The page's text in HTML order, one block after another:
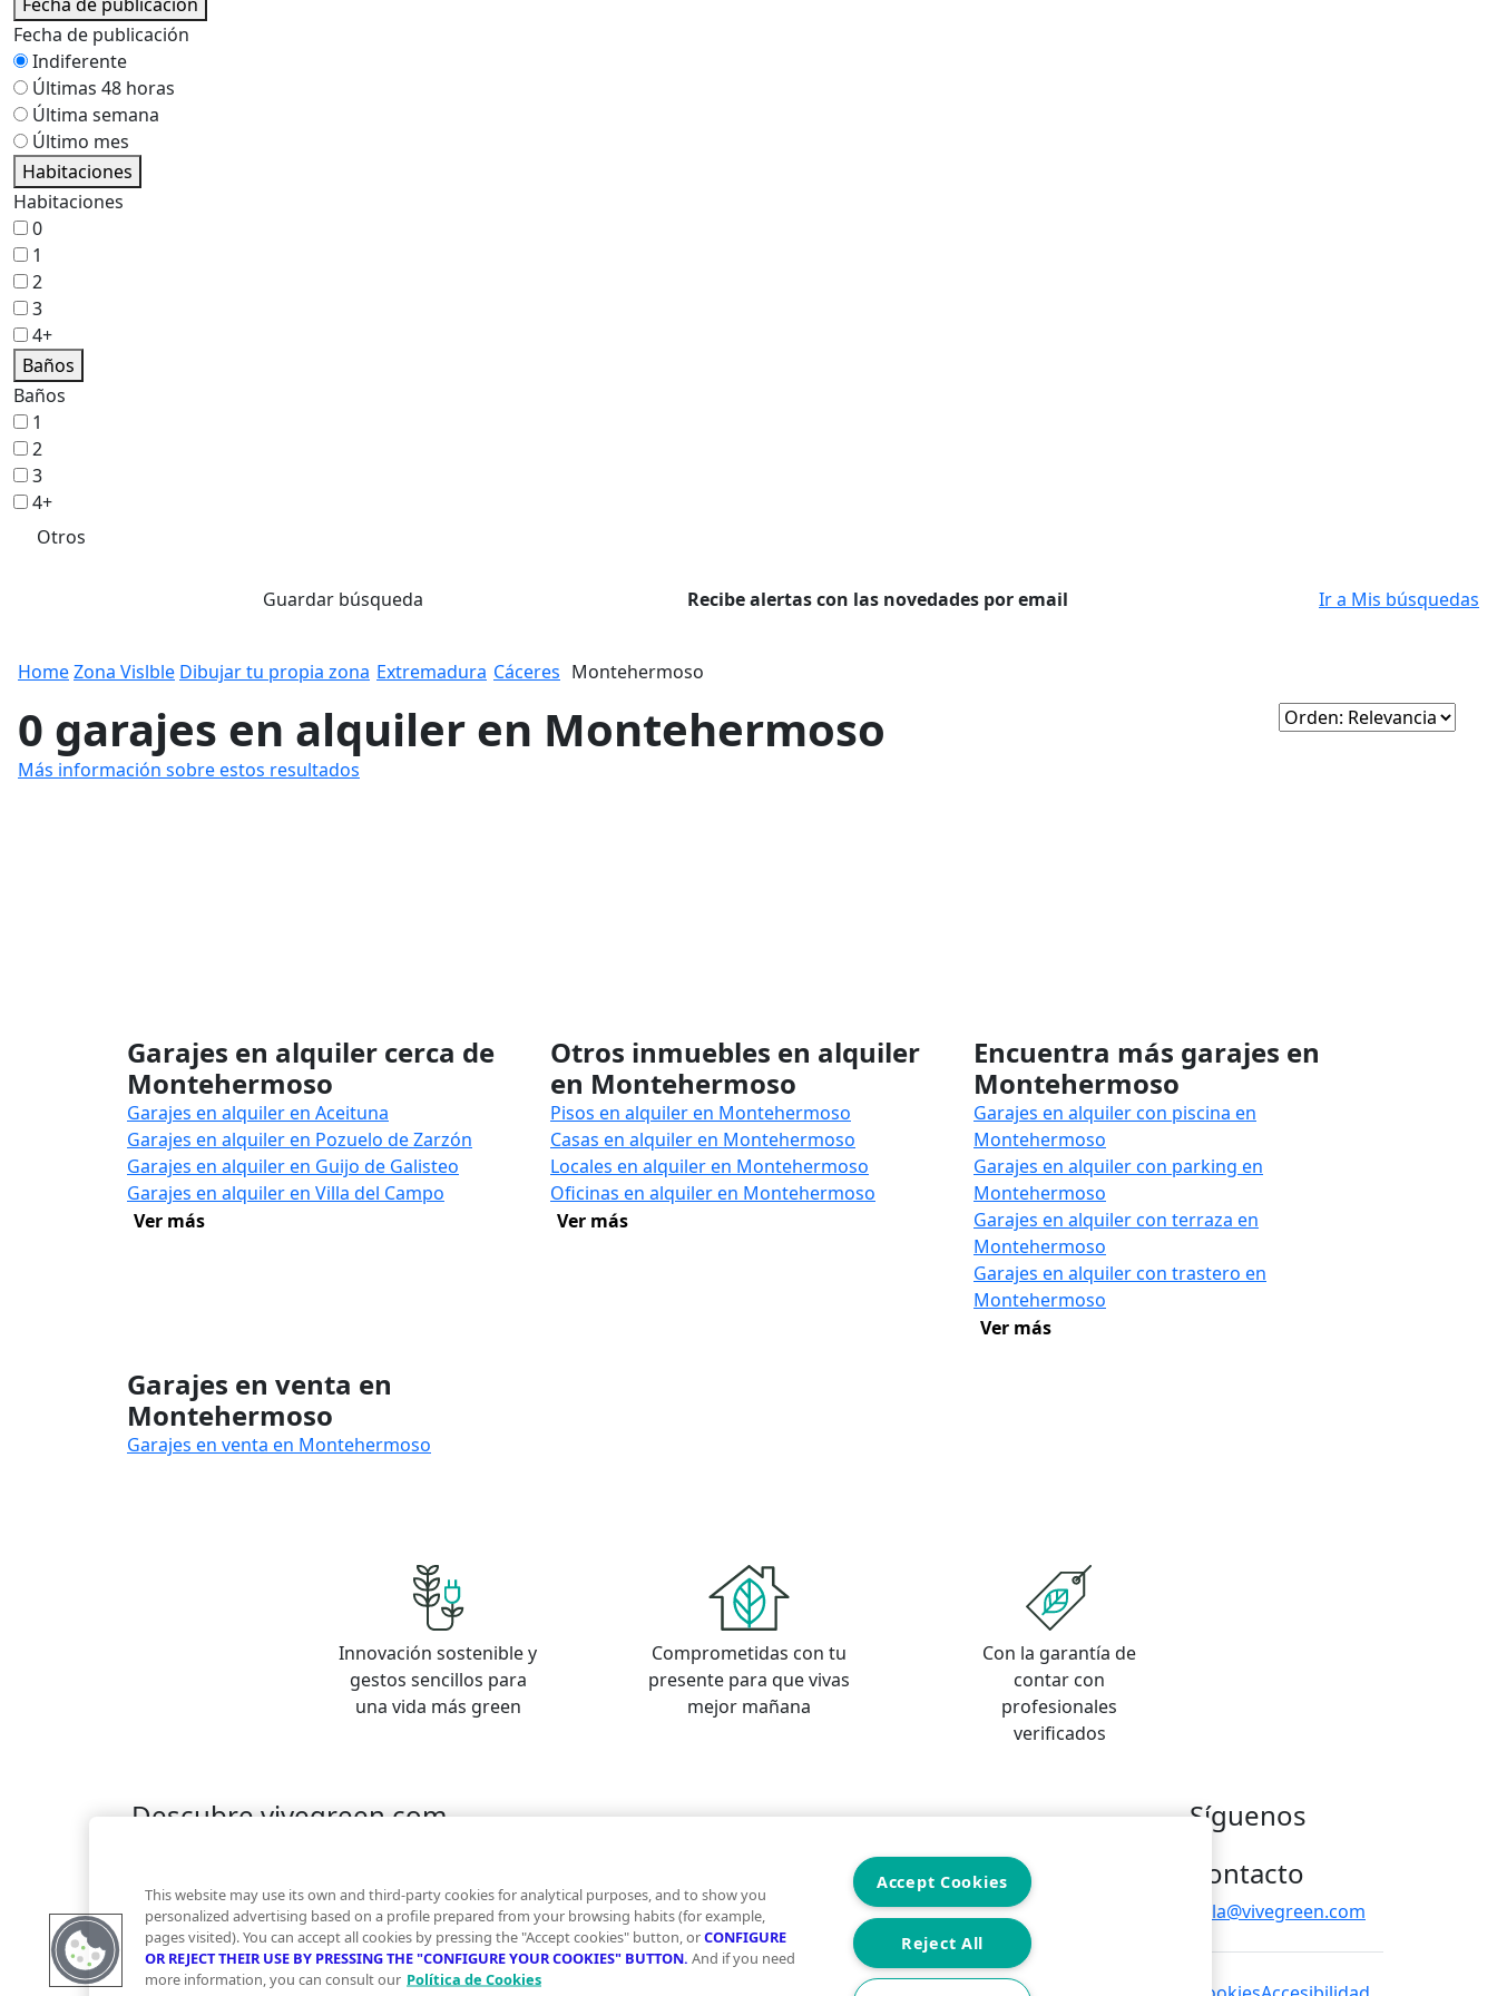
Fecha de publicación
Indiferente
Últimas 48 horas
Última semana
Último mes
Habitaciones
Habitaciones
0
1
2
3
4+
Baños
Baños
1
2
3
4+
Otros
Guardar búsqueda Recibe alertas con las novedades por email Ir a Mis búsquedas
HomeZona Vislble Dibujar tu propia zona Extremadura Cáceres Montehermoso
0 garajes en alquiler en Montehermoso
Más información sobre estos resultados
Garajes en alquiler cerca de
Montehermoso
Garajes en alquiler en Aceituna
Garajes en alquiler en Pozuelo de Zarzón
Garajes en alquiler en Guijo de Galisteo
Garajes en alquiler en Villa del Campo
Ver más
Otros inmuebles en alquiler
en Montehermoso
Pisos en alquiler en Montehermoso
Casas en alquiler en Montehermoso
Locales en alquiler en Montehermoso
Oficinas en alquiler en Montehermoso
Ver más
Encuentra más garajes en
Montehermoso
Garajes en alquiler con piscina en
Montehermoso
Garajes en alquiler con parking en
Montehermoso
Garajes en alquiler con terraza en
Montehermoso
Garajes en alquiler con trastero en
Montehermoso
Ver más
Garajes en venta en
Montehermoso
Garajes en venta en Montehermoso
Innovación sostenible y
gestos sencillos para
una vida más green
Comprometidas con tu
presente para que vivas
mejor mañana
Con la garantía de
contar con
profesionales
verificados
Descubre vivegreen.com
Financiación
Síguenos
Contacto
hola@vivegreen.com
This website may use its own and third-party cookies for analytical purposes, and to show you
personalized advertising based on a profile prepared from your browsing habits (for example,
pages visited). You can accept all cookies by pressing the "Accept cookies" button, orCONFIGURE
OR REJECT THEIR USE BY PRESSING THE "CONFIGURE YOUR COOKIES" BUTTON. And if you need
more information, you can consult our Política de Cookies
Accept Cookies
Reject All